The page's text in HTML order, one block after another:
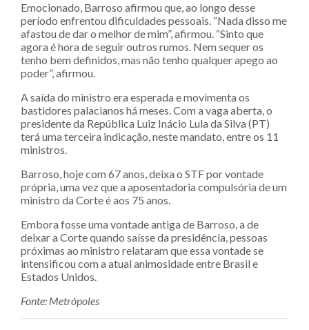
Emocionado, Barroso afirmou que, ao longo desse
período enfrentou dificuldades pessoais. “Nada disso me
afastou de dar o melhor de mim”, afirmou. “Sinto que
agora é hora de seguir outros rumos. Nem sequer os
tenho bem definidos, mas não tenho qualquer apego ao
poder”, afirmou.
A saída do ministro era esperada e movimenta os
bastidores palacianos há meses. Com a vaga aberta, o
presidente da República Luiz Inácio Lula da Silva (PT)
terá uma terceira indicação, neste mandato, entre os 11
ministros.
Barroso, hoje com 67 anos, deixa o STF por vontade
própria, uma vez que a aposentadoria compulsória de um
ministro da Corte é aos 75 anos.
Embora fosse uma vontade antiga de Barroso, a de
deixar a Corte quando saísse da presidência, pessoas
próximas ao ministro relataram que essa vontade se
intensificou com a atual animosidade entre Brasil e
Estados Unidos.
Fonte: Metrópoles